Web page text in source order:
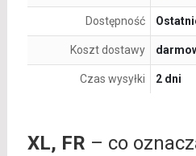
Dostępność
Koszt dostawy
Czas wysyłki 2 dni
XL, FR – co